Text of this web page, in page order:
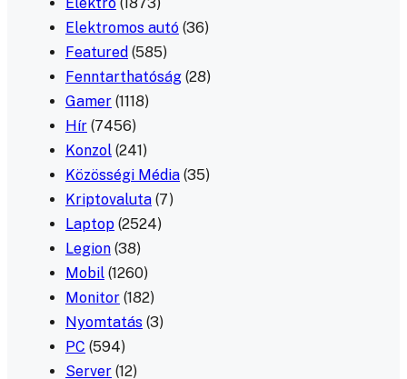
Elektromos autó (36)
Featured (585)
Fenntarthatóság (28)
Gamer (1118)
Hír (7456)
Konzol (241)
Közösségi Média (35)
Kriptovaluta (7)
Laptop (2524)
Legion (38)
Mobil (1260)
Monitor (182)
Nyomtatás (3)
PC (594)
Server (12)